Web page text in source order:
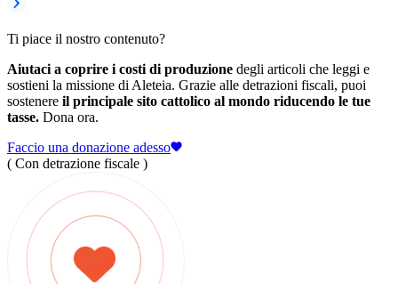
Ti piace il nostro contenuto?
Aiutaci a coprire i costi di produzione degli articoli che leggi e
sostieni la missione di Aleteia. Grazie alle detrazioni fiscali, puoi
sostenere il principale sito cattolico al mondo riducendo le tue
tasse. Dona ora.
Faccio una donazione adesso
( Con detrazione fiscale )